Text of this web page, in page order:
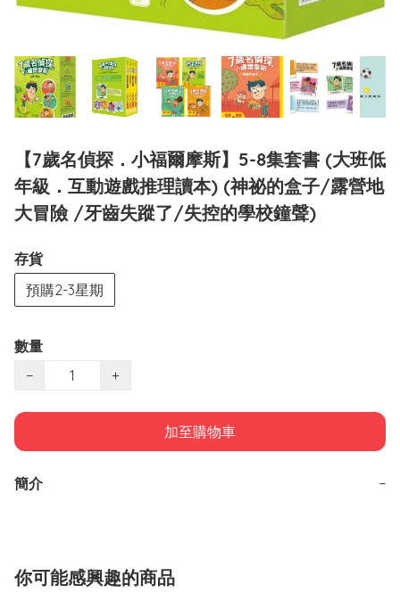
【7歲名偵探．小福爾摩斯】5-8集套書 (大班低
年級．互動遊戲推理讀本) (神祕的盒子/露營地
大冒險 /牙齒失蹤了/失控的學校鐘聲)
存貨
預購2-3星期
數量
−
+
加至購物車
簡介 −
你可能感興趣的商品